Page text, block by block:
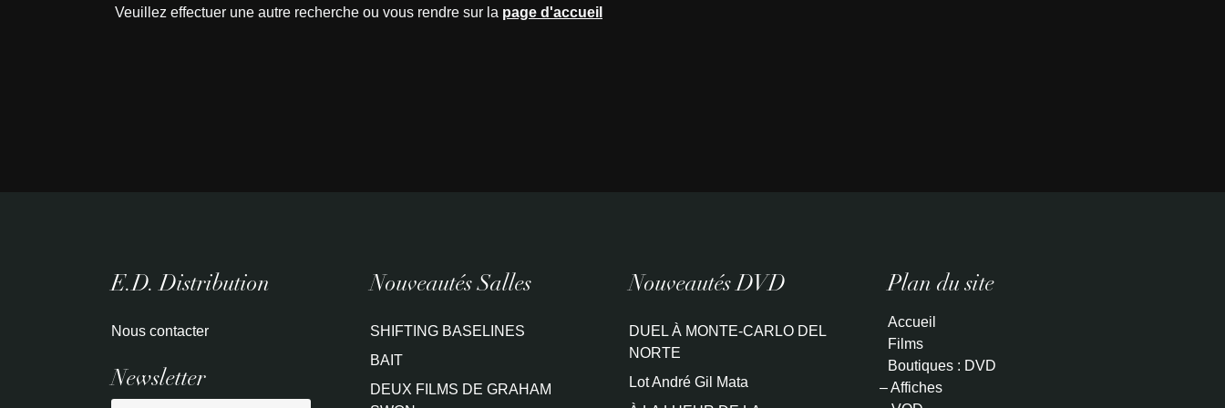
Veuillez effectuer une autre recherche ou vous rendre sur la page d'accueil
E.D. Distribution
Nous contacter
Newsletter
Nouveautés Salles
SHIFTING BASELINES
BAIT
DEUX FILMS DE GRAHAM
Nouveautés DVD
DUEL À MONTE-CARLO DEL
NORTE
Lot André Gil Mata
Plan du site
Accueil
Films
Boutiques : DVD
– Affiches